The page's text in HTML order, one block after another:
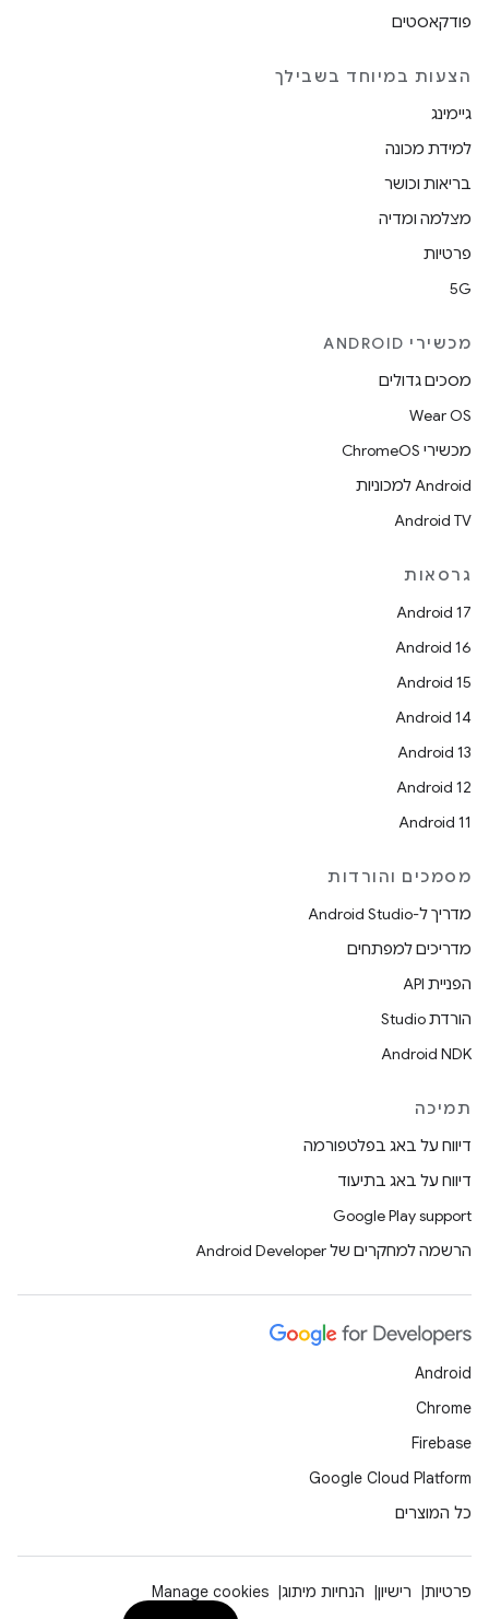
פודקאסטים
הצעות במיוחד בשבילך
גיימינג
למידת מכונה
בריאות וכושר
מצלמה ומדיה
פרטיות
5G
מכשירי ANDROID
מסכים גדולים
Wear OS
מכשירי ChromeOS
Android למכוניות
Android TV
גרסאות
Android 17
Android 16
Android 15
Android 14
Android 13
Android 12
Android 11
מסמכים והורדות
מדריך ל-Android Studio
מדריכים למפתחים
הפניית API
הורדת Studio
Android NDK
תמיכה
דיווח על באג בפלטפורמה
דיווח על באג בתיעוד
Google Play support
הרשמה למחקרים של Android Developer
Android
Chrome
Firebase
Google Cloud Platform
כל המוצרים
פרטיות רישיון הנחיות מיתוג
Manage cookies